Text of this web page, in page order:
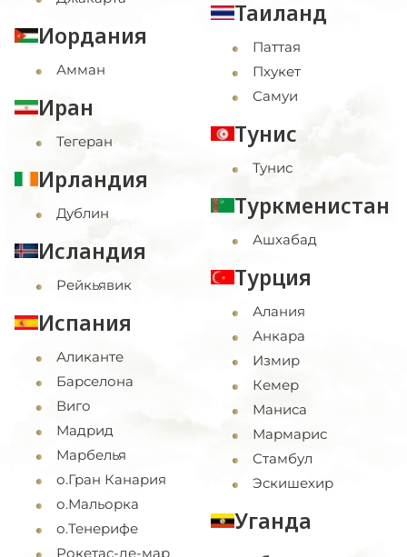
Иордания
Амман
Иран
Тегеран
Ирландия
Дублин
Исландия
Рейкьявик
Испания
Аликанте
Барселона
Виго
Мадрид
Марбелья
о.Гран Канария
о.Мальорка
о.Тенерифе
Рокетас-де-мар
Таиланд
Паттая
Пхукет
Самуи
Тунис
Тунис
Туркменистан
Ашхабад
Турция
Алания
Анкара
Измир
Кемер
Маниса
Мармарис
Стамбул
Эскишехир
Уганда